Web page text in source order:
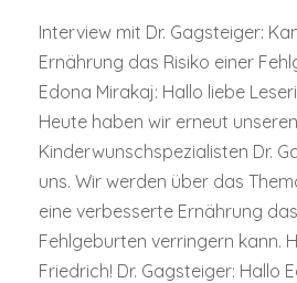
Interview mit Dr. Gagsteiger:
Ernährung das Risiko einer
Edona Mirakaj: Hallo liebe
Heute haben wir erneut unseren
Kinderwunschspezialisten Dr.
uns. Wir werden über das
eine verbesserte Ernährung
Fehlgeburten verringern kann.
Friedrich! Dr. Gagsteiger: Hallo